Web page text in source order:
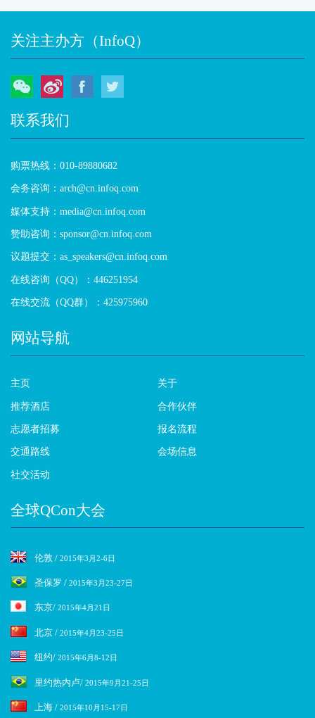
关注主办方（InfoQ）
微信 微博 Facebook
联系我们
购票热线：010-89880682
会务咨询：arch@cn.infoq.com
媒体支持：media@cn.infoq.com
赞助咨询：sponsor@cn.infoq.com
议题提交：as_speakers@cn.infoq.com
在线咨询（QQ）：446251954
在线交流（QQ群）：425975960
网站导航
主页 关于
推荐酒店 合作伙伴
志愿者招募 报名流程
交通路线 会场信息
社交活动
全球QCon大会
伦敦 / 2015年3月2-6日
圣保罗 / 2015年3月23-27日
东京/ 2015年4月21日
北京 / 2015年4月23-25日
纽约/ 2015年6月8-12日
里约热内卢/ 2015年9月21-25日
上海 / 2015年10月15-17日